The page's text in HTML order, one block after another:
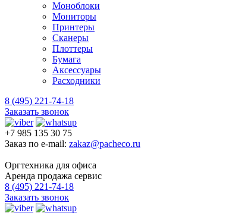
Моноблоки
Мониторы
Принтеры
Сканеры
Плоттеры
Бумага
Аксессуары
Расходники
8 (495) 221-74-18
Заказать звонок
+7 985 135 30 75
Заказ по e-mail: zakaz@pacheco.ru
Оргтехника для офиса
Аренда продажа сервис
8 (495) 221-74-18
Заказать звонок